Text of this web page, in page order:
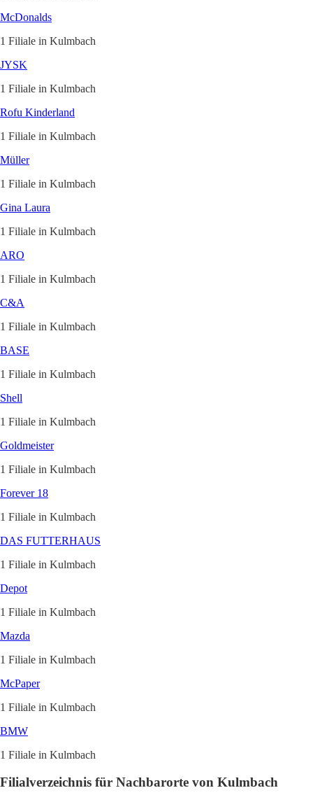
McDonalds
1 Filiale in Kulmbach
JYSK
1 Filiale in Kulmbach
Rofu Kinderland
1 Filiale in Kulmbach
Müller
1 Filiale in Kulmbach
Gina Laura
1 Filiale in Kulmbach
ARO
1 Filiale in Kulmbach
C&A
1 Filiale in Kulmbach
BASE
1 Filiale in Kulmbach
Shell
1 Filiale in Kulmbach
Goldmeister
1 Filiale in Kulmbach
Forever 18
1 Filiale in Kulmbach
DAS FUTTERHAUS
1 Filiale in Kulmbach
Depot
1 Filiale in Kulmbach
Mazda
1 Filiale in Kulmbach
McPaper
1 Filiale in Kulmbach
BMW
1 Filiale in Kulmbach
Filialverzeichnis für Nachbarorte von Kulmbach